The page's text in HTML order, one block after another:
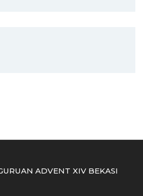
ADVENT XIV BEKASI